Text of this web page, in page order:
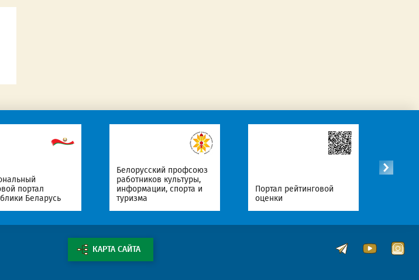
Белорусский профсоюз
работников культуры,
информации, спорта и
туризма
Портал рейтинговой
Интернет-ресурсы
КАРТА САЙТА